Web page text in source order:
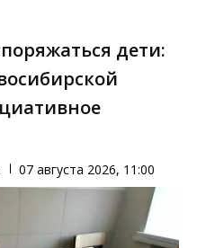
дети:
07 августа 2026, 11:00